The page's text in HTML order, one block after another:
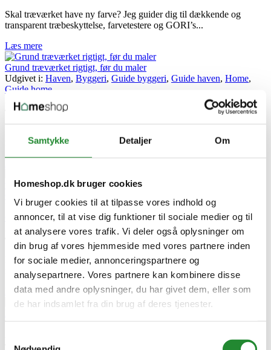
Samtykke Detaljer Om
Homeshop.dk bruger cookies
Vi bruger cookies til at tilpasse vores indhold og
annoncer, til at vise dig funktioner til sociale medier og til
at analysere vores trafik. Vi deler også oplysninger om
din brug af vores hjemmeside med vores partnere inden
for sociale medier, annonceringspartnere og
analysepartnere. Vores partnere kan kombinere disse
data med andre oplysninger, du har givet dem, eller som
de har indsamlet fra din brug af deres tjenester.
Skal træværket have ny farve? Jeg guider dig til dækkende og
transparent træbeskyttelse, farvetestere og GORI’s...
Læs mere
Grund træværket rigtigt, før du maler
Udgivet i: Haven, Byggeri, Guide byggeri, Guide haven, Home,
Guide home
2026-07-31
6 visninger
forarbejde, før du maler træfacade, hegn eller...
Udgivet i:Haven,Byggeri, Guide byggeri, Guide haven
Guide home
2026-07-29
7 visninger
Når terrasse, hegn eller havemøbler er blevet grå, beskidte eller lidt
for vinter-trætte, så start med en god rens....
Læs mere
Udgivet i:Grill,Guide,Opskrifter
19 visninger